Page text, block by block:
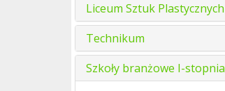
Liceum Sztuk Plastycznych
Technikum
Szkoły branżowe I-stopnia